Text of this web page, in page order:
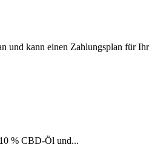
und kann einen Zahlungsplan für
% CBD-Öl und...